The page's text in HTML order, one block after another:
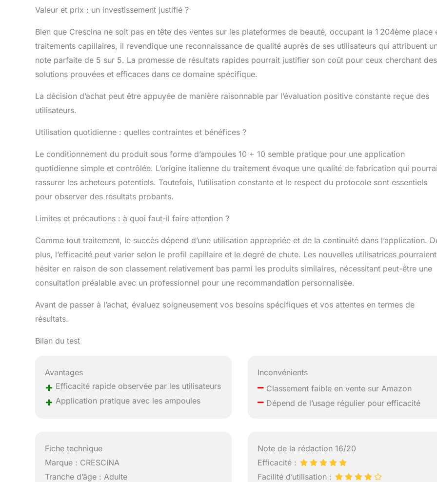
Valeur et prix : un investissement justifié ?
Bien que Crescina ne soit pas en tête des ventes sur les plateformes de beauté, occupant la 1 204ème place
traitements capillaires, il revendique une reconnaissance de qualité auprès de ses utilisateurs qui attribuent
note parfaite de 5 sur 5. La promesse de résultats rapides pourrait justifier son coût pour ceux cherchant des
solutions prouvées et efficaces dans ce domaine spécifique.
La décision d’achat peut être appuyée de manière raisonnable par l’évaluation positive constante reçue des
utilisateurs.
Utilisation quotidienne : quelles contraintes et bénéfices ?
Le conditionnement du produit sous forme d’ampoules 10 + 10 semble pratique pour une application
quotidienne simple et contrôlée. L’origine italienne du traitement évoque une qualité de fabrication qui
rassurer les acheteurs potentiels. Toutefois, l’utilisation constante et le respect du protocole sont essentiels
pour observer des résultats probants.
Limites et précautions : à quoi faut-il faire attention ?
Comme tout traitement, le succès dépend d’une utilisation appropriée et de la continuité dans l’application.
plus, l’efficacité peut varier selon le profil capillaire et le degré de chute. Les nouvelles utilisatrices pourraient
hésiter en raison de son classement relativement bas parmi les produits similaires, nécessitant peut-être une
consultation préalable avec un professionnel pour une recommandation personnalisée.
Avant de passer à l’achat, évaluez soigneusement vos besoins spécifiques et vos attentes en termes de
résultats.
Bilan du test
Avantages
+ Efficacité rapide observée par les utilisateurs
+ Application pratique avec les ampoules
Inconvénients
– Classement faible en vente sur Amazon
– Dépend de l’usage régulier pour efficacité
Fiche technique
Marque : CRESCINA
Tranche d’âge : Adulte
Note de la rédaction 16/20
Efficacité :
Facilité d’utilisation :